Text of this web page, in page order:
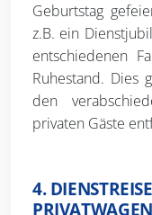
Geburtstag
z.B. ein
entschiedenen
Ruhestand. Dies
den
privaten Gäste
4.
PRIVATWAGEN